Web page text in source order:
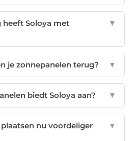
heeft Soloya met
▼
je zonnepanelen terug? ▼
biedt Soloya aan? ▼
nu voordeliger
▼